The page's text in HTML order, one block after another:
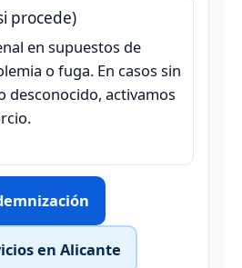
procede)
en supuestos de
o fuga. En casos sin
desconocido, activamos
en Alicante